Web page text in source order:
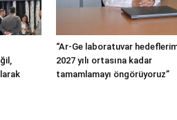
“Ar-Ge laboratuvar
2027 yılı ortasına kadar
tamamlamayı öngörüyoruz”